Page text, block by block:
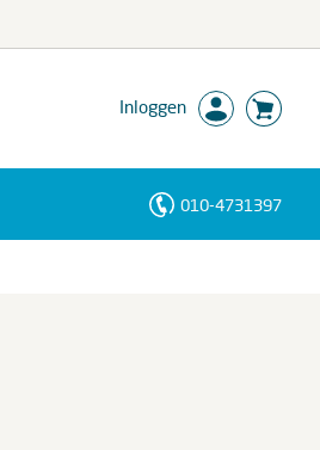
Inloggen
010-4731397